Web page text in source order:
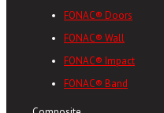
FONAC® Doors
FONAC® Wall
FONAC® Impact
FONAC® Band